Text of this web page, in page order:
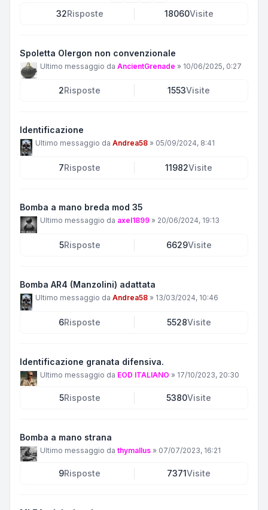
32Risposte 18060Visite
Spoletta Olergon non convenzionale
Ultimo messaggio da AncientGrenade » 10/06/2025, 0:27
2Risposte 1553Visite
Identificazione
Ultimo messaggio da Andrea58 » 05/09/2024, 8:41
7Risposte 11982Visite
Bomba a mano breda mod 35
Ultimo messaggio da axel1899 » 20/06/2024, 19:13
5Risposte 6629Visite
Bomba AR4 (Manzolini) adattata
Ultimo messaggio da Andrea58 » 13/03/2024, 10:46
6Risposte 5528Visite
Identificazione granata difensiva.
Ultimo messaggio da EOD ITALIANO » 17/10/2023, 20:30
5Risposte 5380Visite
Bomba a mano strana
Ultimo messaggio da thymallus » 07/07/2023, 16:21
9Risposte 7371Visite